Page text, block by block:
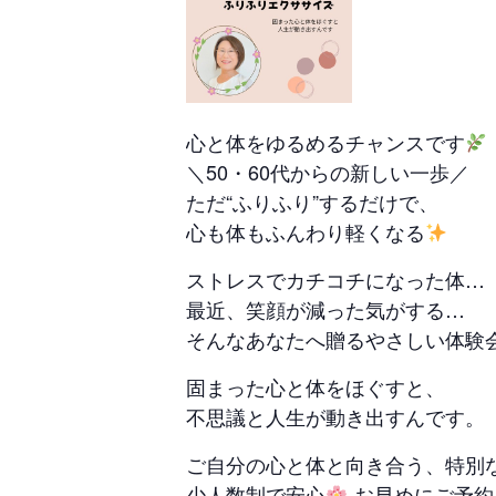
心と体をゆるめるチャンスです
＼50・60代からの新しい一歩／
ただ“ふりふり”するだけで、
心も体もふんわり軽くなる
ストレスでカチコチになった体…
最近、笑顔が減った気がする…
そんなあなたへ贈るやさしい体験
固まった心と体をほぐすと、
不思議と人生が動き出すんです。
ご自分の心と体と向き合う、特別